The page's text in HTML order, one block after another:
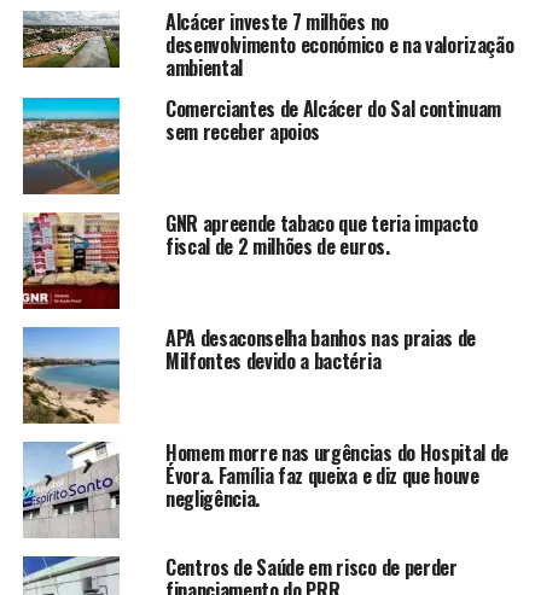
Alcácer investe 7 milhões no
desenvolvimento económico e na valorização
ambiental
Comerciantes de Alcácer do Sal continuam
sem receber apoios
GNR apreende tabaco que teria impacto
fiscal de 2 milhões de euros.
APA desaconselha banhos nas praias de
Milfontes devido a bactéria
Homem morre nas urgências do Hospital de
Évora. Família faz queixa e diz que houve
negligência.
Centros de Saúde em risco de perder